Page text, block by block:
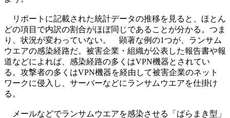
リポートに記載された統計データの推移を見ると、ほとん
どの項目で内訳の割合がほぼ同じであることが分かる。つま
り、状況が変わっていない。 顕著な例の1つが、ランサム
ウエアの感染経路だ。被害企業・組織が公表した報告書や報
道などによれば、感染経路の多くはVPN機器とされてい
る。攻撃者の多くはVPN機器を経由して被害企業のネット
ワークに侵入し、サーバーなどにランサムウエアを仕掛け
る。
メールなどでランサムウエアを感染させる「ばらまき型」